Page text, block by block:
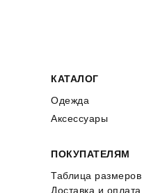
КАТАЛОГ
Одежда
Аксессуары
ПОКУПАТЕЛЯМ
Доставка и оплата
Таблица размеров